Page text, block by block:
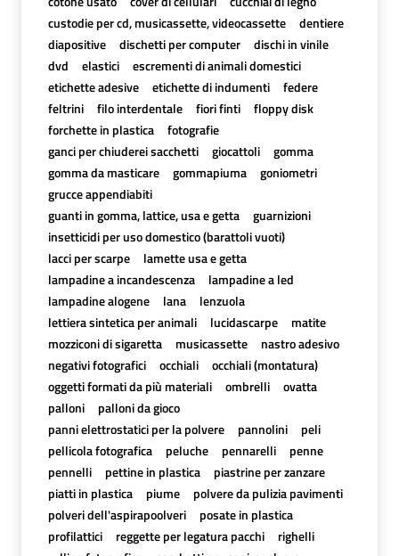
custodie per cd, musicassette, videocassette
dentiere
diapositive
dischetti per computer
dischi in vinile
dvd
elastici
escrementi di animali domestici
etichette adesive
etichette di indumenti
federe
feltrini
filo interdentale fiori finti
floppy disk
forchette in plastica
fotografie
ganci per chiuderei sacchetti
giocattoli
gomma
gomma da masticare
gommapiuma
goniometri
grucce appendiabiti
guanti in gomma, lattice, usa e getta
guarnizioni
insetticidi per uso domestico (barattoli vuoti)
lacci per scarpe
lamette usa e getta
lampadine a incandescenza
lampadine a led
lampadine alogene
lana
lenzuola
lettiera sintetica per animali
lucidascarpe
matite
mozziconi di sigaretta
musicassette
nastro adesivo
negativi fotografici
occhiali
occhiali (montatura)
oggetti formati da più materiali
ombrelli
ovatta
palloni
palloni da gioco
panni elettrostatici per la polvere
pannolini
peli
pellicola fotografica
peluche pennarelli
penne
pennelli
pettine in plastica
piastrine per zanzare
piatti in plastica
piume
polvere da pulizia pavimenti
polveri dell'aspirapoolveri
posate in plastica
profilattici
reggette per legatura pacchi
righelli